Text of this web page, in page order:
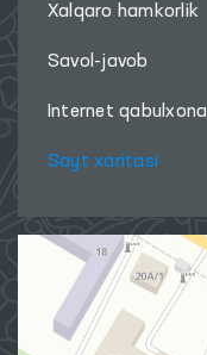
Xalqaro hamkorlik
Savol-javob
Internet qabulxona
Sayt xaritasi